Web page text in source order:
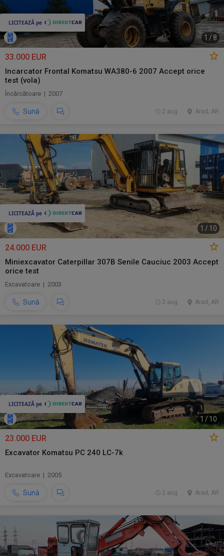
1 /8
33.000 EUR
Incarcator Frontal Komatsu WA380-6 2007 Accept orice
test (vola)
Încărcătoare | 2007
Sună Arad, AR
2 aug.
1 / 10
24.000 EUR
Miniexcavator Caterpillar 307B Senile Cauciuc 2003 Accept
orice test
Excavatoare | 2003
Sună Arad, AR
2 aug.
1 /10
23.000 EUR
Excavator Komatsu PC 240 LC-7k
Excavatoare | 2005
Sună Arad, AR
2 aug.